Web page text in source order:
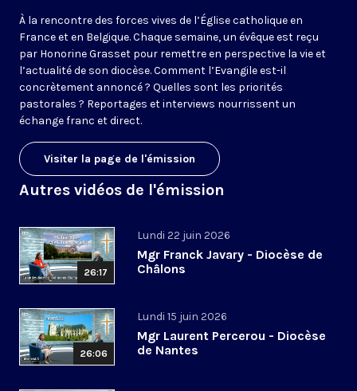
À la rencontre des forces vives de l’Église catholique en
France et en Belgique. Chaque semaine, un évêque est reçu
par Honorine Grasset pour remettre en perspective la vie et
l’actualité de son diocèse. Comment l’Evangile est-il
concrètement annoncé ? Quelles sont les priorités
pastorales ? Reportages et interviews nourrissent un
échange franc et direct.
Visiter la page de l'émission
Autres vidéos de l'émission
26:17
Lundi 22 juin 2026
Mgr Franck Javary - Diocèse de
Châlons
26:06
Lundi 15 juin 2026
Mgr Laurent Percerou - Diocèse
de Nantes